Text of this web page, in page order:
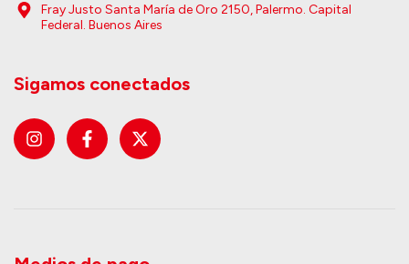
Fray Justo Santa María de Oro 2150, Palermo. Capital
Federal. Buenos Aires
Sigamos conectados